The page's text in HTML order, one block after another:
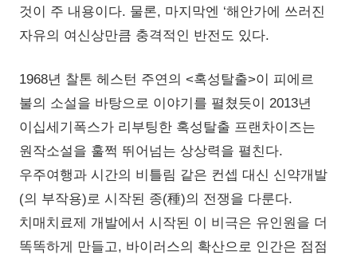
것이 주 내용이다. 물론, 마지막엔 ‘해안가에 쓰러진
자유의 여신상만큼 충격적인 반전도 있다.
1968년 찰톤 헤스턴 주연의 <혹성탈출>이 피에르
불의 소설을 바탕으로 이야기를 펼쳤듯이 2013년
이십세기폭스가 리부팅한 혹성탈출 프랜차이즈는
원작소설을 훌쩍 뛰어넘는 상상력을 펼친다.
우주여행과 시간의 비틀림 같은 컨셉 대신 신약개발
(의 부작용)로 시작된 종(種)의 전쟁을 다룬다.
치매치료제 개발에서 시작된 이 비극은 유인원을 더
똑똑하게 만들고, 바이러스의 확산으로 인간은 점점